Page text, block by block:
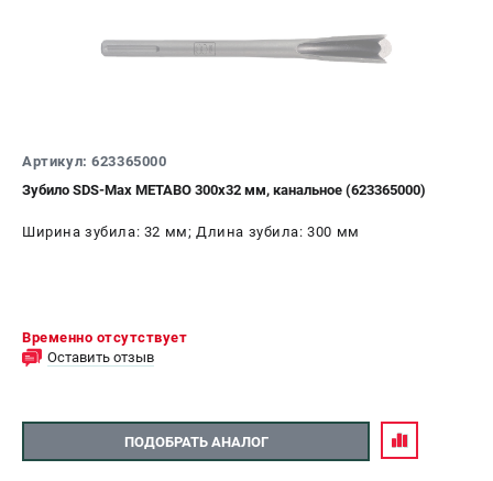
Артикул: 623365000
Зубило SDS-Max METABO 300х32 мм, канальное (623365000)
Ширина зубила: 32 мм; Длина зубила: 300 мм
Временно отсутствует
Оставить отзыв
ПОДОБРАТЬ АНАЛОГ